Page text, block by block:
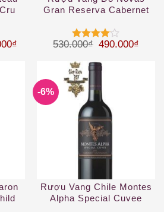
là: 2.500.000₫.
₫ Giá hiện tại là: 2.250.000₫.
Gran Reserva Cabernet
Được
45 sao
530.000₫ Giá gốc là:
490.000₫
-6%
Rượu Vang Chile Montes
Alpha Special Cuvee